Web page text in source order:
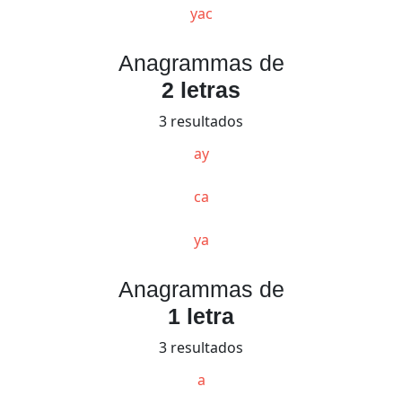
yac
Anagrammas de
2 letras
3 resultados
ay
ca
ya
Anagrammas de
1 letra
3 resultados
a